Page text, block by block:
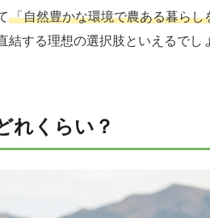
「自然豊かな環境で農ある暮らし
する理想の選択肢といえるでし
れくらい？